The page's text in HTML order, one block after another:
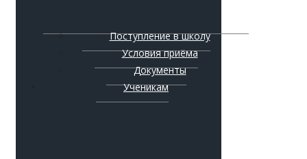
Поступление в школу
Условия приёма
Документы
Ученикам